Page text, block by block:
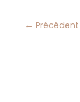
← Précédent